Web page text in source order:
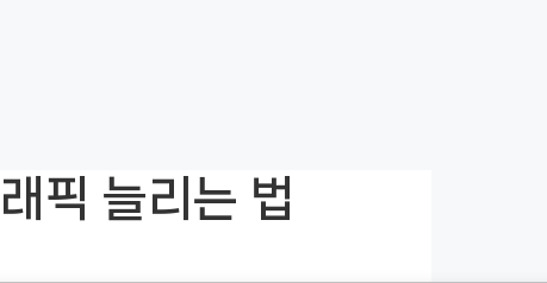
픽 늘리는 법